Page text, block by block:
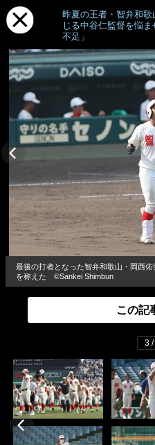
昨夏の王者・智弁和
じる中谷仁監督を悩
不足」
最後の打者となった智弁和歌山・岡西
を称えた ©︎Sankei Shimbun
この記
3